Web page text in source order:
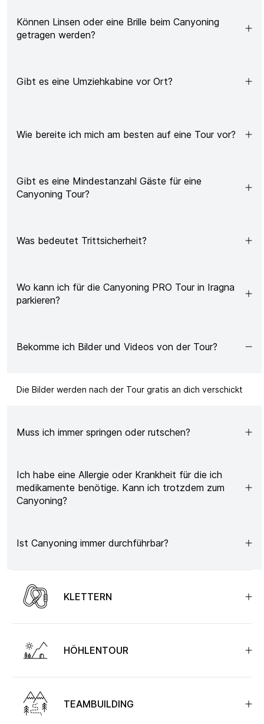
Können Linsen oder eine Brille beim Canyoning
getragen werden?
Gibt es eine Umziehkabine vor Ort?
Wie bereite ich mich am besten auf eine Tour vor?
Gibt es eine Mindestanzahl Gäste für eine
Canyoning Tour?
Was bedeutet Trittsicherheit?
Wo kann ich für die Canyoning PRO Tour in Iragna
parkieren?
Bekomme ich Bilder und Videos von der Tour?
Die Bilder werden nach der Tour gratis an dich verschickt
Muss ich immer springen oder rutschen?
Ich habe eine Allergie oder Krankheit für die ich
medikamente benötige. Kann ich trotzdem zum
Canyoning?
Ist Canyoning immer durchführbar?
KLETTERN
HÖHLENTOUR
TEAMBUILDING